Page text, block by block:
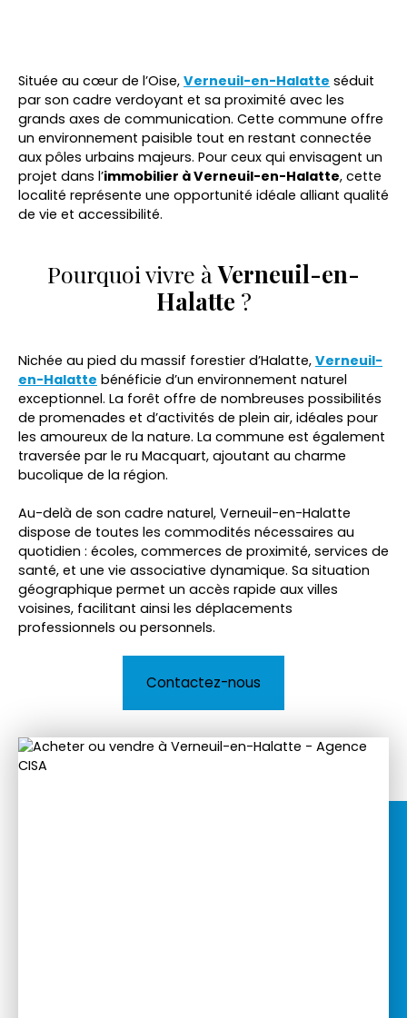
Située au cœur de l’Oise, Verneuil-en-Halatte séduit
par son cadre verdoyant et sa proximité avec les
grands axes de communication. Cette commune offre
un environnement paisible tout en restant connectée
aux pôles urbains majeurs. Pour ceux qui envisagent un
projet dans l’immobilier à Verneuil-en-Halatte, cette
localité représente une opportunité idéale alliant qualité
de vie et accessibilité.
Pourquoi vivre àVerneuil-en-
Halatte ?
Nichée au pied du massif forestier d’Halatte, Verneuil-
en-Halatte bénéficie d’un environnement naturel
exceptionnel. La forêt offre de nombreuses possibilités
de promenades et d’activités de plein air, idéales pour
les amoureux de la nature. La commune est également
traversée par le ru Macquart, ajoutant au charme
bucolique de la région.
Au-delà de son cadre naturel, Verneuil-en-Halatte
dispose de toutes les commodités nécessaires au
quotidien : écoles, commerces de proximité, services de
santé, et une vie associative dynamique. Sa situation
géographique permet un accès rapide aux villes
voisines, facilitant ainsi les déplacements
professionnels ou personnels.
Contactez-nous